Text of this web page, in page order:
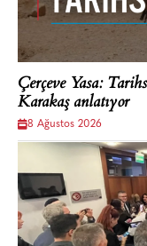
Çerçeve Yasa:
Karakaş anlatıyor
8 Ağustos 2026